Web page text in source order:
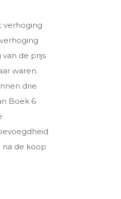
verhoging
de prijs
waren.
drie
Boek 6
na de koop